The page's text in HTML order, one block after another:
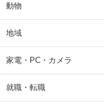
動物
地域
家電・PC・カメラ
就職・転職